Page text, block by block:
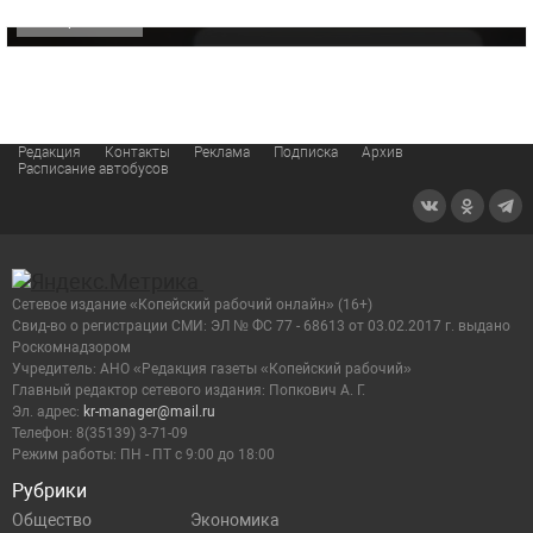
Редакция Контакты Реклама Подписка
Архив
Расписание автобусов
Рубрики
Общество Экономика
Сетевое издание «Копейский рабочий онлайн» (16+)
Cвид-во о регистрации СМИ: ЭЛ № ФС 77 - 68613 от 03.02.2017 г. выдано
Роскомнадзором
Учредитель: АНО «Редакция газеты «Копейский рабочий»
Главный редактор сетевого издания: Попкович А. Г.
Эл. адрес: kr-manager@mail.ru
Телефон: 8(35139) 3-71-09
Режим работы: ПН - ПТ с 9:00 до 18:00